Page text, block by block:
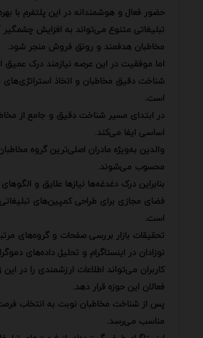
حضور فعال و هوشمندانه در این پلتفرم با
تبلیغاتی متنوع می‌تواند به افزایش
مخاطبان هدفمند و رونق فروش منجر شود.
اما موفقیت در این عرصه نیازمند درک عمیق
شناخت دقیق مخاطبان و اتخاذ استراتژی‌های
است.
در ابتدای مسیر شناخت دقیق و جامع از
اساسی ایفا می‌کند.
والدین به‌ویژه مادران اصلی‌ترین گروه
محسوب می‌شوند.
بنابراین درک دغدغه‌ها نیازها علایق و
فضای مجازی برای طراحی کمپین‌های
است.
تحقیقات بازار بررسی صفحات و گروه‌های
نوزادان در اینستاگرام و تحلیل داده‌های
کاربران می‌تواند اطلاعات ارزشمندی را در این
فعالان این حوزه قرار دهد.
پس از شناخت مخاطبان نوبت به انتخاب
مناسب می‌رسد.